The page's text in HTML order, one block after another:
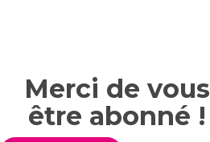
Merci de vous
être abonné !